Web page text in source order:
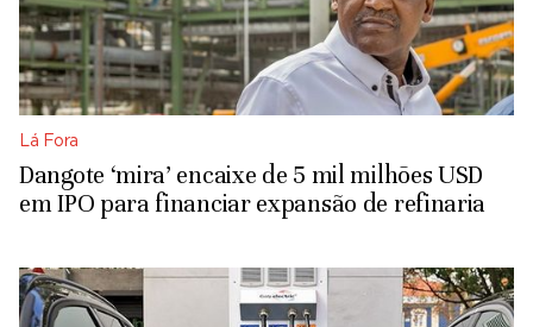
Lá Fora
Dangote ‘mira’ encaixe de 5 mil milhões USD
em IPO para financiar expansão de refinaria